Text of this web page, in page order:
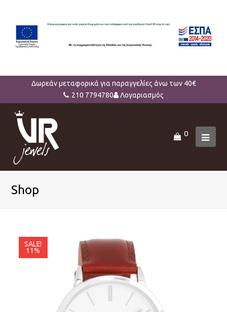
Δωρεάν μεταφορικά για παραγγελίες άνω των 40€
210 7794780
Λογαριασμός
0
Shop
SALE!
11%